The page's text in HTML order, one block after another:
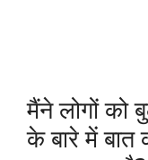
मैंने लोगों को
के बारे में